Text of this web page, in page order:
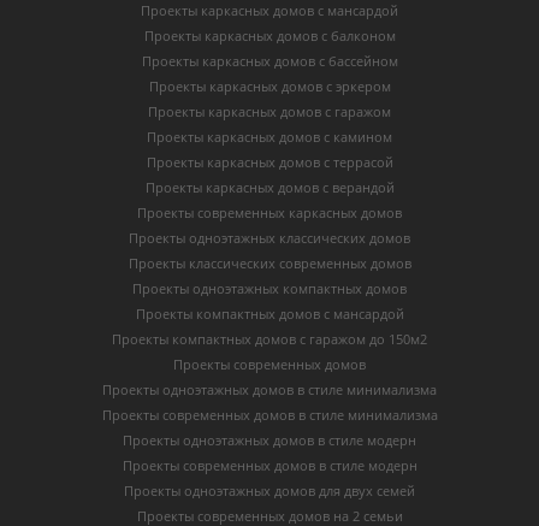
Проекты каркасных домов с мансардой
Проекты каркасных домов с балконом
Проекты каркасных домов с бассейном
Проекты каркасных домов с эркером
Проекты каркасных домов с гаражом
Проекты каркасных домов с камином
Проекты каркасных домов с террасой
Проекты каркасных домов с верандой
Проекты современных каркасных домов
Проекты одноэтажных классических домов
Проекты классических современных домов
Проекты одноэтажных компактных домов
Проекты компактных домов с мансардой
Проекты компактных домов с гаражом до 150м2
Проекты современных домов
Проекты одноэтажных домов в стиле минимализма
Проекты современных домов в стиле минимализма
Проекты одноэтажных домов в стиле модерн
Проекты современных домов в стиле модерн
Проекты одноэтажных домов для двух семей
Проекты современных домов на 2 семьи